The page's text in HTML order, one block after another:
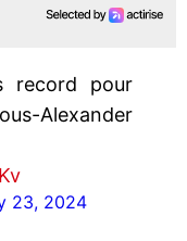
record pour
23, 2024